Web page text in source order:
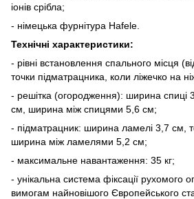
іонів срібла;
- німецька фурнітура Hafele.
Технічні характеристики:
- рівні встановлення спального місця
точки підматрацника, коли ліжечко на
- решітка (огородження): ширина спиці
см, ширина між спицями 5,6 см;
- підматрацник: ширина ламелі 3,7 см,
ширина між ламелями 5,2 см;
- максимальне навантаження: 35 кг;
- унікальна система фіксації рухомого
вимогам найновішого Європейського